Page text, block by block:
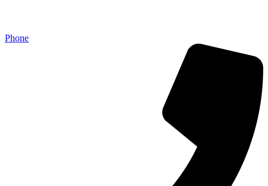
Phone